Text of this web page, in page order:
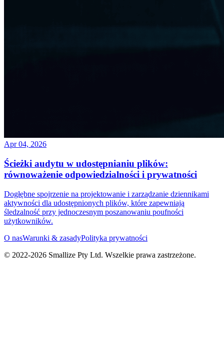
Apr 04, 2026
Ścieżki audytu w udostępnianiu plików:
równoważenie odpowiedzialności i prywatności
Dogłębne spojrzenie na projektowanie i zarządzanie dziennikami
aktywności dla udostępnionych plików, które zapewniają
śledzalność przy jednoczesnym poszanowaniu poufności
użytkowników.
O nasWarunki & zasadyPolityka prywatności
© 2022-2026 Smallize Pty Ltd. Wszelkie prawa zastrzeżone.